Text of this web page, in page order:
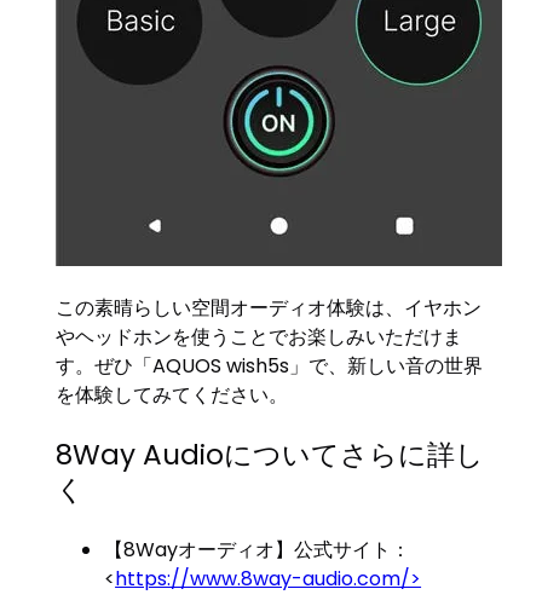
この素晴らしい空間オーディオ体験は、イヤホン
やヘッドホンを使うことでお楽しみいただけま
す。ぜひ「AQUOS wish5s」で、新しい音の世界
を体験してみてください。
8Way Audioについてさらに詳し
く
【8Wayオーディオ】公式サイト：
<https://www.8way-audio.com/>